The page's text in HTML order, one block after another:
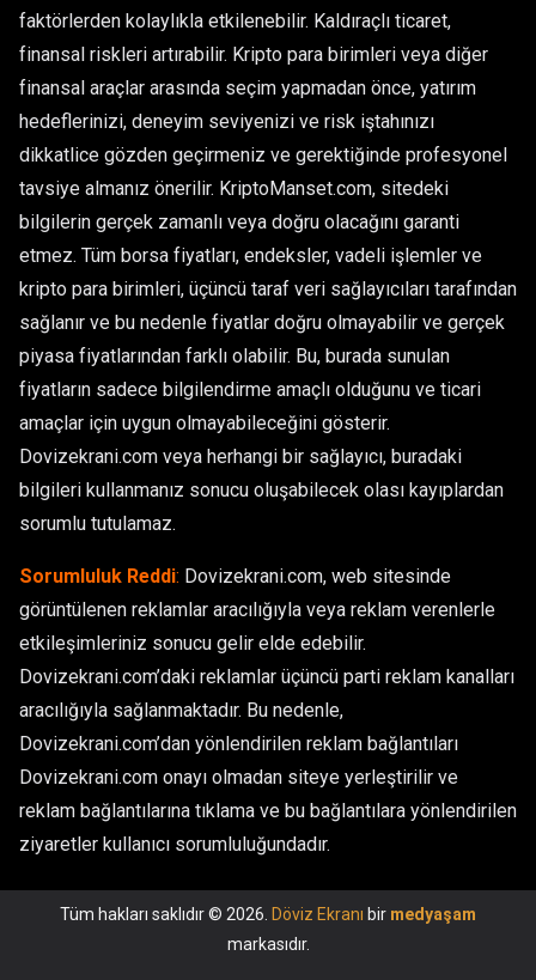
faktörlerden kolaylıkla etkilenebilir. Kaldıraçlı ticaret,
finansal riskleri artırabilir. Kripto para birimleri veya diğer
finansal araçlar arasında seçim yapmadan önce, yatırım
hedeflerinizi, deneyim seviyenizi ve risk iştahınızı
dikkatlice gözden geçirmeniz ve gerektiğinde profesyonel
tavsiye almanız önerilir. KriptoManset.com, sitedeki
bilgilerin gerçek zamanlı veya doğru olacağını garanti
etmez. Tüm borsa fiyatları, endeksler, vadeli işlemler ve
kripto para birimleri, üçüncü taraf veri sağlayıcıları tarafından
sağlanır ve bu nedenle fiyatlar doğru olmayabilir ve gerçek
piyasa fiyatlarından farklı olabilir. Bu, burada sunulan
fiyatların sadece bilgilendirme amaçlı olduğunu ve ticari
amaçlar için uygun olmayabileceğini gösterir.
Dovizekrani.com veya herhangi bir sağlayıcı, buradaki
bilgileri kullanmanız sonucu oluşabilecek olası kayıplardan
sorumlu tutulamaz.
Sorumluluk Reddi: Dovizekrani.com, web sitesinde
görüntülenen reklamlar aracılığıyla veya reklam verenlerle
etkileşimleriniz sonucu gelir elde edebilir.
Dovizekrani.com’daki reklamlar üçüncü parti reklam kanalları
aracılığıyla sağlanmaktadır. Bu nedenle,
Dovizekrani.com’dan yönlendirilen reklam bağlantıları
Dovizekrani.com onayı olmadan siteye yerleştirilir ve
reklam bağlantılarına tıklama ve bu bağlantılara yönlendirilen
ziyaretler kullanıcı sorumluluğundadır.
Tüm hakları saklıdır © 2026. Döviz Ekranı bir medyaşam
markasıdır.